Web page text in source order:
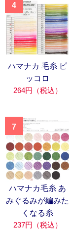
4
ハマナカ 毛糸 ピ
ッコロ
264円（税込）
7
ハマナカ毛糸 あ
みぐるみが編みた
くなる糸
237円（税込）